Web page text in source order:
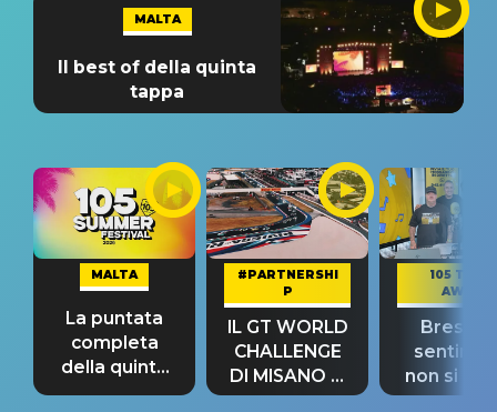
MALTA
Il best of della quinta
tappa
MALTA
La puntata
completa
della quinta
tappa
#PARTNERSHI
P
IL GT WORLD
CHALLENGE
DI MISANO si
riconferma
105 TAKE
AWAY
Bresh:
non si
fino alla